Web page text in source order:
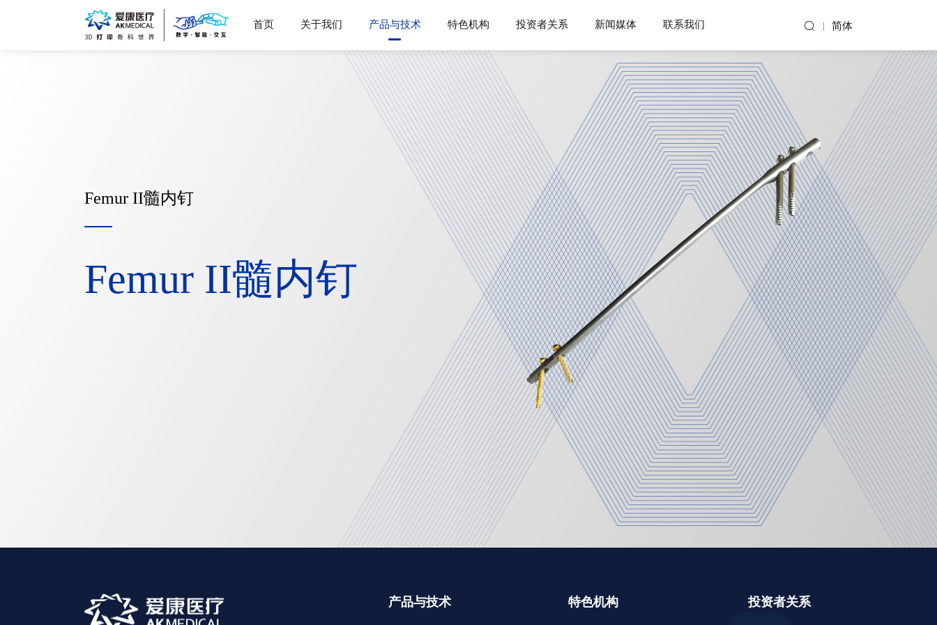
首页 关于我们 产品与技术 特色机构 投资者关系 新闻媒体 联系我们 简体
Femur II髓内钉
Femur II髓内钉
产品与技术 特色机构 投资者关系